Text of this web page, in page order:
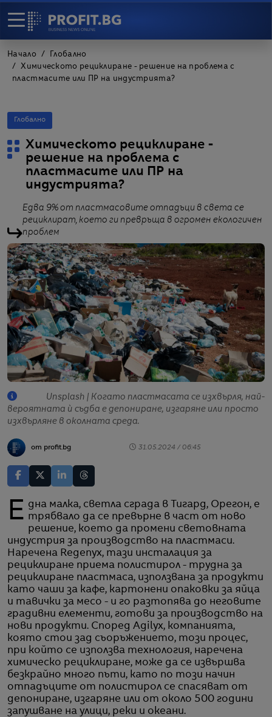
Начало
Глобално
Химическото рециклиране - решение на проблема с
пластмасите или ПР на индустрията?
Глобално
Химическото рециклиране -
решение на проблема с
пластмасите или ПР на
индустрията?
Едва 9% от пластмасовите отпадъци в света се
рециклират, което ги превръща в огромен екологичен
проблем
Unsplash | Когато пластмасата се изхвърля, най-
вероятната ѝ съдба е депониране, изгаряне или просто
изхвърляне в околната среда.
от profit.bg 31.05.2024 / 06:45
Една малка, светла сграда в Тигард, Орегон, е трябвало да се превърне в част от ново
решение, което да промени световната
индустрия за производство на пластмаси.
Наречена Regenyx, тази инсталация за
рециклиране приема полистирол - трудна за
рециклиране пластмаса, използвана за продукти
като чаши за кафе, картонени опаковки за яйца
и тавички за месо - и го разтопява до неговите
градивни елементи, готови за производство на
нови продукти. Според Agilyx, компанията,
която стои зад съоръжението, този процес,
при който се използва технология, наречена
химическо рециклиране, може да се извършва
безкрайно много пъти, като по този начин
отпадъците от полистирол се спасяват от
депониране, изгаряне или от около 500 години
запушване на улици, реки и океани.